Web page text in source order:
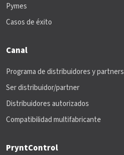
Pymes
Casos de éxito
Canal
Programa de distribuidores y partners
Ser distribuidor/partner
Distribuidores autorizados
Compatibilidad multifabricante
PryntControl